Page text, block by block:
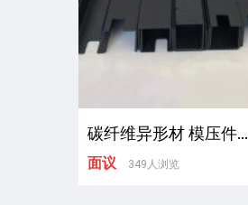
碳纤维异形材 模压件...
面议 349人浏览